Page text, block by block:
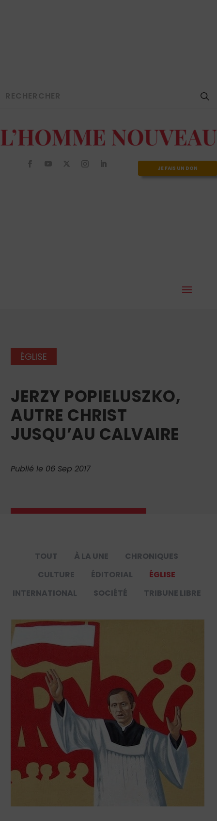
JE FAIS UN DON
ÉGLISE
JERZY POPIELUSZKO,
AUTRE CHRIST
JUSQU’AU CALVAIRE
Publié le 06 Sep 2017
TOUT À LA UNE
CHRONIQUES
CULTURE
ÉDITORIAL
ÉGLISE
INTERNATIONAL
SOCIÉTÉ TRIBUNE LIBRE